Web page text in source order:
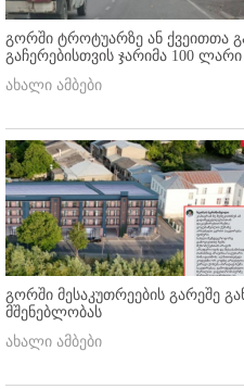
გორში ტროტუარზე ან ქვეითთა
გაჩერებისთვის ჯარიმა 100 ლარი
ახალი ამბები
გორში მესაკუთრეების გარეშე
მშენებლობას
ახალი ამბები